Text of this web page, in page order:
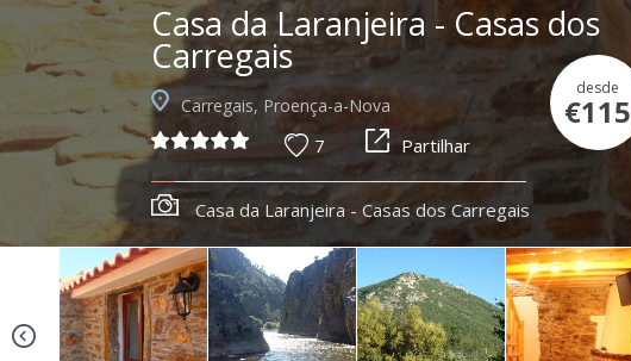
Casa da Laranjeira - Casas dos
Carregais
Carregais, Proença-a-Nova
7 Partilhar
desde
€115
Casa da Laranjeira - Casas dos Carregais